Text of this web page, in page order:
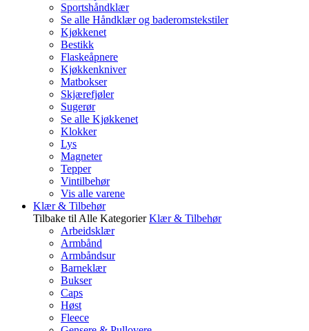
Sportshåndklær
Se alle Håndklær og baderomstekstiler
Kjøkkenet
Bestikk
Flaskeåpnere
Kjøkkenkniver
Matbokser
Skjærefjøler
Sugerør
Se alle Kjøkkenet
Klokker
Lys
Magneter
Tepper
Vintilbehør
Vis alle varene
Klær & Tilbehør
Tilbake til Alle Kategorier Klær & Tilbehør
Arbeidsklær
Armbånd
Armbåndsur
Barneklær
Bukser
Caps
Høst
Fleece